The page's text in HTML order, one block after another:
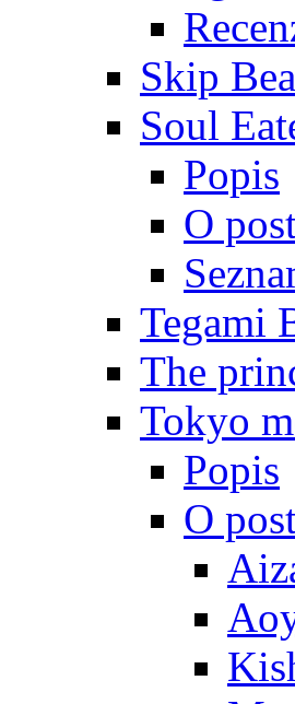
Skip
Soul
Popis
O
Tegami
The
Tokyo
Popis
O